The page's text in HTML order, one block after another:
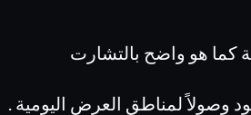
كما هو واضح بالتشارت
وصولاً لمناطق العرض اليومية .